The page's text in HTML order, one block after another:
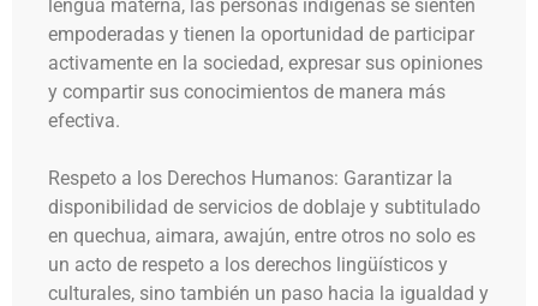
lengua materna, las personas indígenas se sienten
empoderadas y tienen la oportunidad de participar
activamente en la sociedad, expresar sus opiniones
y compartir sus conocimientos de manera más
efectiva.
Respeto a los Derechos Humanos: Garantizar la
disponibilidad de servicios de doblaje y subtitulado
en quechua, aimara, awajún, entre otros no solo es
un acto de respeto a los derechos lingüísticos y
culturales, sino también un paso hacia la igualdad y